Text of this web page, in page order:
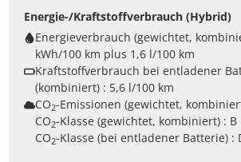
Energie-/Kraftstoffverbrauch (Hybrid)
kWh/100 km plus 1,6 l/100 km
Kraftstoffverbrauch bei entladener
(kombiniert) :
5,6 l/100 km
CO2-Emissionen (gewichtet,
CO2 -Klasse (gewichtet, kombiniert) : B
CO2 -Klasse (bei entladener Batterie) :